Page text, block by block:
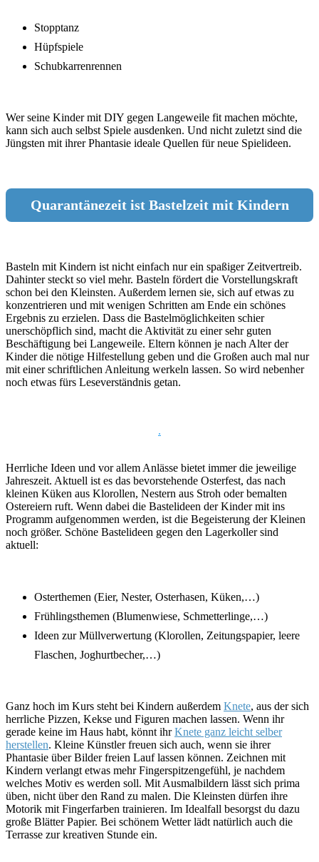
Stopptanz
Hüpfspiele
Schubkarrenrennen
Wer seine Kinder mit DIY gegen Langeweile fit machen möchte,
kann sich auch selbst Spiele ausdenken. Und nicht zuletzt sind die
Jüngsten mit ihrer Phantasie ideale Quellen für neue Spielideen.
Quarantänezeit ist Bastelzeit mit Kindern
Basteln mit Kindern ist nicht einfach nur ein spaßiger Zeitvertreib.
Dahinter steckt so viel mehr. Basteln fördert die Vorstellungskraft
schon bei den Kleinsten. Außerdem lernen sie, sich auf etwas zu
konzentrieren und mit wenigen Schritten am Ende ein schönes
Ergebnis zu erzielen. Dass die Bastelmöglichkeiten schier
unerschöpflich sind, macht die Aktivität zu einer sehr guten
Beschäftigung bei Langeweile. Eltern können je nach Alter der
Kinder die nötige Hilfestellung geben und die Großen auch mal nur
mit einer schriftlichen Anleitung werkeln lassen. So wird nebenher
noch etwas fürs Leseverständnis getan.
.
Herrliche Ideen und vor allem Anlässe bietet immer die jeweilige
Jahreszeit. Aktuell ist es das bevorstehende Osterfest, das nach
kleinen Küken aus Klorollen, Nestern aus Stroh oder bemalten
Ostereiern ruft. Wenn dabei die Bastelideen der Kinder mit ins
Programm aufgenommen werden, ist die Begeisterung der Kleinen
noch größer. Schöne Bastelideen gegen den Lagerkoller sind
aktuell:
Osterthemen (Eier, Nester, Osterhasen, Küken,…)
Frühlingsthemen (Blumenwiese, Schmetterlinge,…)
Ideen zur Müllverwertung (Klorollen, Zeitungspapier, leere
Flaschen, Joghurtbecher,…)
Ganz hoch im Kurs steht bei Kindern außerdem Knete, aus der sich
herrliche Pizzen, Kekse und Figuren machen lassen. Wenn ihr
gerade keine im Haus habt, könnt ihrKnete ganz leicht selber
herstellen. Kleine Künstler freuen sich auch, wenn sie ihrer
Phantasie über Bilder freien Lauf lassen können. Zeichnen mit
Kindern verlangt etwas mehr Fingerspitzengefühl, je nachdem
welches Motiv es werden soll. Mit Ausmalbildern lässt sich prima
üben, nicht über den Rand zu malen. Die Kleinsten dürfen ihre
Motorik mit Fingerfarben trainieren. Im Idealfall besorgst du dazu
große Blätter Papier. Bei schönem Wetter lädt natürlich auch die
Terrasse zur kreativen Stunde ein.